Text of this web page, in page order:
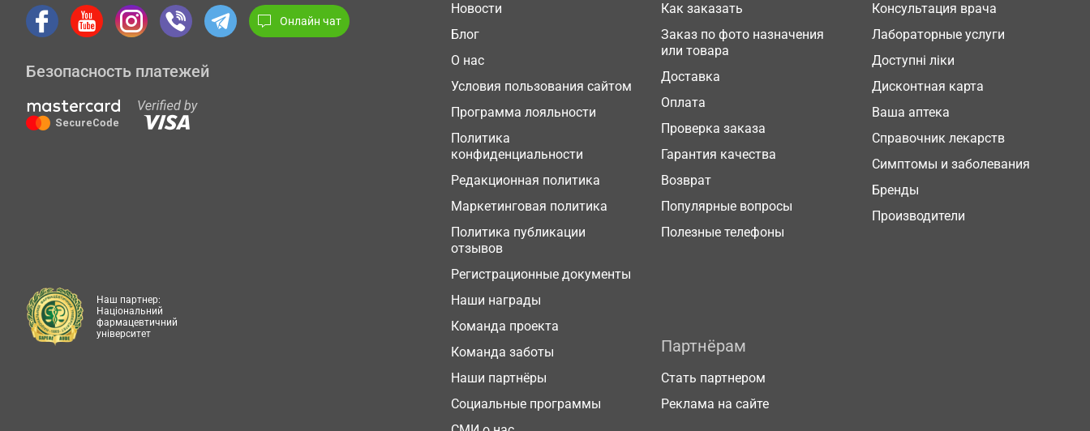
Онлайн чат
Безопасность платежей
Новости
Блог
О нас
Условия пользования сайтом
Программа лояльности
Политика
конфиденциальности
Редакционная политика
Маркетинговая политика
Политика публикации
отзывов
Регистрационные документы
Наши награды
Команда проекта
Команда заботы
Наши партнёры
Социальные программы
Как заказать
Заказ по фото назначения
или товара
Доставка
Оплата
Проверка заказа
Гарантия качества
Возврат
Популярные вопросы
Полезные телефоны
Консультация врача
Лабораторные услуги
Доступні ліки
Дисконтная карта
Ваша аптека
Справочник лекарств
Симптомы и заболевания
Бренды
Производители
Партнёрам
Стать партнером
Реклама на сайте
Наш партнер:
Національний
фармацевтичний
університет